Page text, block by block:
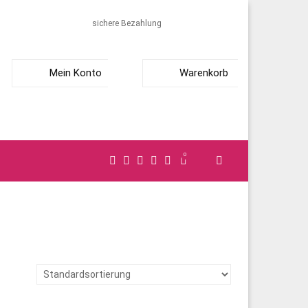
sichere Bezahlung
Mein Konto Warenkorb
0